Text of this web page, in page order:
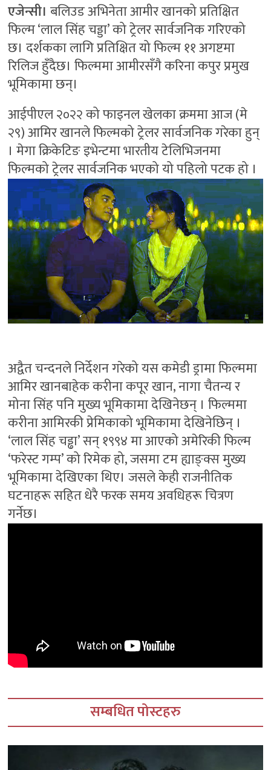
एजेन्सी।बलिउड अभिनेता आमीर खानको प्रतिक्षित
फिल्म ‘लाल सिंह चड्डा’ को ट्रेलर सार्वजनिक गरिएको
छ। दर्शकका लागि प्रतिक्षित यो फिल्म ११ अगष्टमा
रिलिज हुँदैछ। फिल्ममा आमीरसँगै करिना कपुर प्रमुख
भूमिकामा छन्।
आईपीएल २०२२ को फाइनल खेलका क्रममा आज (मे
२९) आमिर खानले फिल्मको ट्रेलर सार्वजनिक गरेका हुन्
। मेगा क्रिकेटिङ इभेन्टमा भारतीय टेलिभिजनमा
फिल्मको ट्रेलर सार्वजनिक भएको यो पहिलो पटक हो ।
अद्वैत चन्दनले निर्देशन गरेको यस कमेडी ड्रामा फिल्ममा
आमिर खानबाहेक करीना कपूर खान, नागा चैतन्य र
मोना सिंह पनि मुख्य भूमिकामा देखिनेछन् । फिल्ममा
करीना आमिरकी प्रेमिकाको भूमिकामा देखिनेछिन् ।
‘लाल सिंह चड्ढा’ सन् १९९४ मा आएको अमेरिकी फिल्म
‘फरेस्ट गम्प’ को रिमेक हो, जसमा टम ह्याङ्क्स मुख्य
भूमिकामा देखिएका थिए। जसले केही राजनीतिक
घटनाहरू सहित धेरै फरक समय अवधिहरू चित्रण
गर्नेछ।
सम्बधित पोस्टहरु